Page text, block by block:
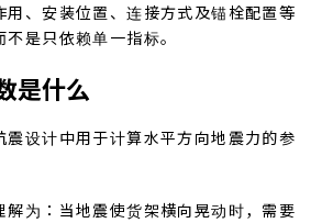
用、安装位置、连接方式及锚栓配置等
是只依赖单一指标。
是什么
震设计中用于计算水平方向地震力的参
解为：当地震使货架横向晃动时，需要